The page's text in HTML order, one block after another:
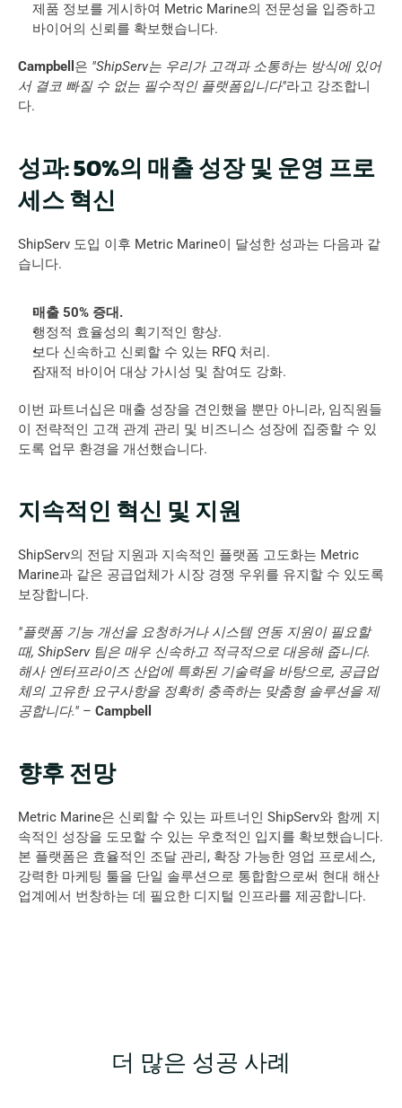
제품 정보를 게시하여 Metric Marine의 전문성을 입증하고
바이어의 신뢰를 확보했습니다.
Campbell 은 "ShipServ는 우리가 고객과 소통하는 방식에 있어
서 결코 빠질 수 없는 필수적인 플랫폼입니다"라고 강조합니
다.
성과: 50%의 매출 성장 및 운영 프로
세스 혁신
ShipServ 도입 이후 Metric Marine이 달성한 성과는 다음과 같
습니다.
매출 50% 증대.
행정적 효율성의 획기적인 향상.
보다 신속하고 신뢰할 수 있는 RFQ 처리.
잠재적 바이어 대상 가시성 및 참여도 강화.
이번 파트너십은 매출 성장을 견인했을 뿐만 아니라, 임직원들
이 전략적인 고객 관계 관리 및 비즈니스 성장에 집중할 수 있
도록 업무 환경을 개선했습니다.
지속적인 혁신 및 지원
ShipServ의 전담 지원과 지속적인 플랫폼 고도화는 Metric
Marine과 같은 공급업체가 시장 경쟁 우위를 유지할 수 있도록
보장합니다.
"플랫폼 기능 개선을 요청하거나 시스템 연동 지원이 필요할
때, ShipServ 팀은 매우 신속하고 적극적으로 대응해 줍니다.
해사 엔터프라이즈 산업에 특화된 기술력을 바탕으로, 공급업
체의 고유한 요구사항을 정확히 충족하는 맞춤형 솔루션을 제
공합니다." – Campbell
향후 전망
Metric Marine은 신뢰할 수 있는 파트너인 ShipServ와 함께 지
속적인 성장을 도모할 수 있는 우호적인 입지를 확보했습니다.
본 플랫폼은 효율적인 조달 관리, 확장 가능한 영업 프로세스,
강력한 마케팅 툴을 단일 솔루션으로 통합함으로써 현대 해산
업계에서 번창하는 데 필요한 디지털 인프라를 제공합니다.
더 많은 성공 사례